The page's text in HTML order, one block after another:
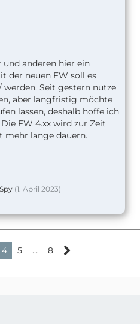
und anderen hier ein
der neuen FW soll es
Seit gestern nutze
aber langfristig möchte
lassen, deshalb hoffe ich
FW 4.xx wird zur Zeit
mehr lange dauern.
Spy (1. April 2023)
4 5 … 8